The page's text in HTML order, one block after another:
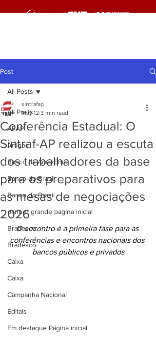
Post
All Posts
AFAP
Artigos
Banco da Amazônia
Banco do Brasil
Banco do Brasil
banner grande pagina inicial
Bradesco
Bradesco
Caixa
Caixa
Campanha Nacional
Editais
Em destaque Página inicial
All Posts
Conferência Estadual: O
Sintraf-AP realizou a escuta
dos trabalhadores da base
para os preparativos para
as mesas de negociações
2026
sintrafap
May 12 3 min read
O encontro é a primeira fase para as
conferências e encontros nacionais dos
bancos públicos e privados